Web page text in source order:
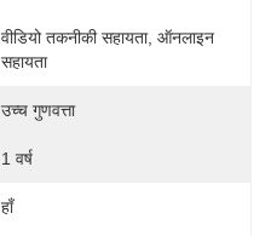
वीडियो तकनीकी सहायता, ऑनलाइन
सहायता
उच्च गुणवत्ता
1 वर्ष
हाँ